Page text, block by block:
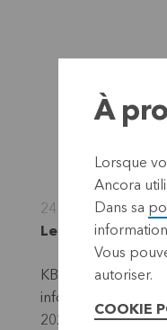
24 septembre
Leuven, 24
KBC Ancora invite
informations
2023/2024, sont
À
Lorsque
Ancora
Dans sa
Vous
autoriser.
COOKIE